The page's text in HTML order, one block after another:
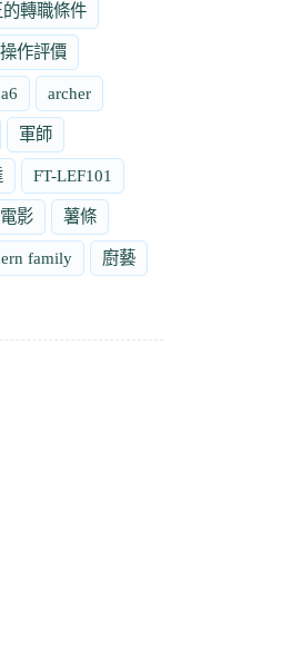
轉職條件
操作評價
archer
軍師
FT-LEF101
電影 薯條
family 廚藝